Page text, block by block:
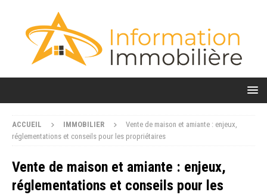
ACCUEIL IMMOBILIER
Vente de maison et amiante : enjeux,
réglementations et conseils pour les propriétaires
Vente de maison et amiante : enjeux,
réglementations et conseils pour les